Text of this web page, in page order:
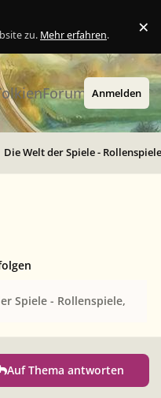
zu. Mehr erfahren. ×
Anmelden
Die Welt der Spiele -
Spiele - Rollenspiele,
Auf Thema antworten